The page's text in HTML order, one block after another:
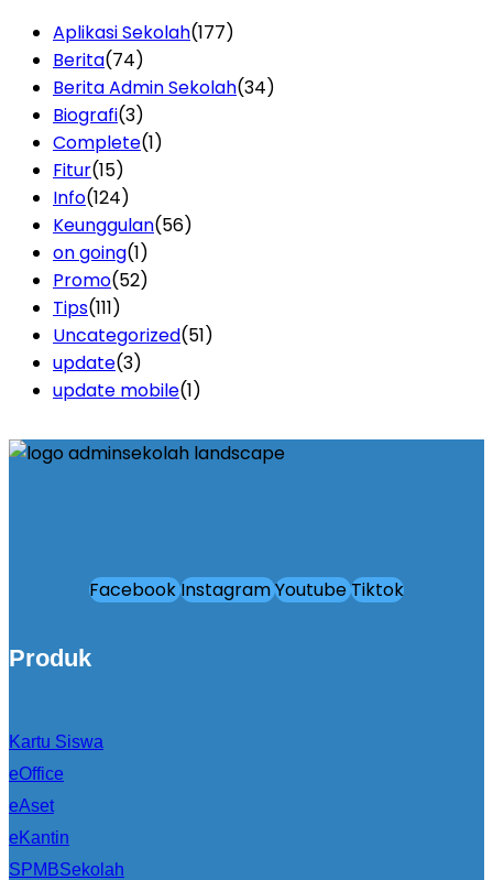
Aplikasi Sekolah(177)
Berita(74)
Berita Admin Sekolah(34)
Biografi(3)
Complete(1)
Fitur(15)
Info(124)
Keunggulan(56)
on going(1)
Promo(52)
Tips(111)
Uncategorized(51)
update(3)
update mobile(1)
FacebookInstagramYoutubeTiktok
Produk
Kartu Siswa
eOffice
eAset
eKantin
SPMBSekolah